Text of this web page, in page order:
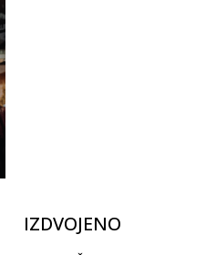
IZDVOJENO